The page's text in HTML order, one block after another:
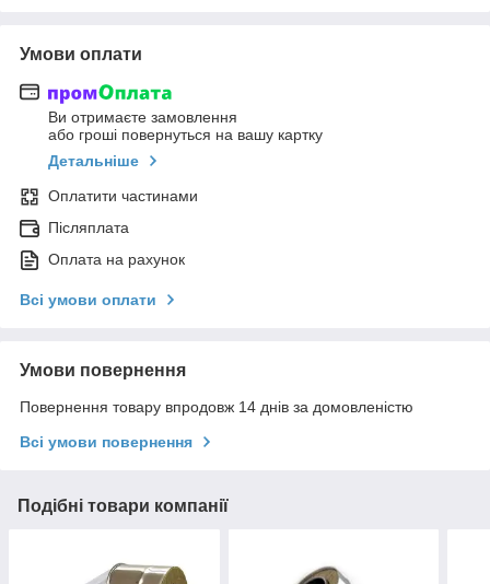
Умови оплати
Ви отримаєте замовлення
або гроші повернуться на вашу картку
Детальніше
Оплатити частинами
Післяплата
Оплата на рахунок
Всі умови оплати
Умови повернення
Повернення товару впродовж 14 днів за домовленістю
Всі умови повернення
Подібні товари компанії